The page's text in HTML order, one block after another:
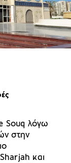
Souq λόγω
στην
και